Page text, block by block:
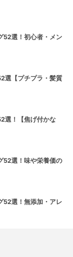
52選！初心者・メン
選【プチプラ・髪質
選！【焦げ付かな
52選！味や栄養価の
52選！無添加・アレ